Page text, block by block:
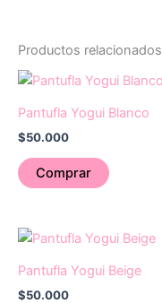
Productos relacionados
Pantufla Yogui Blanco
$50.000
Comprar
Este
variantes.
se
elegir
Pantufla Yogui Beige
$50.000
Este
tiene